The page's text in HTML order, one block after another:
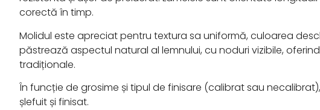
corectă în timp.
Molidul este apreciat pentru textura sa uniformă, culoarea
păstrează aspectul natural al lemnului, cu noduri vizibile,
tradiționale.
În funcție de grosime și tipul de finisare (calibrat sau
șlefuit și finisat.